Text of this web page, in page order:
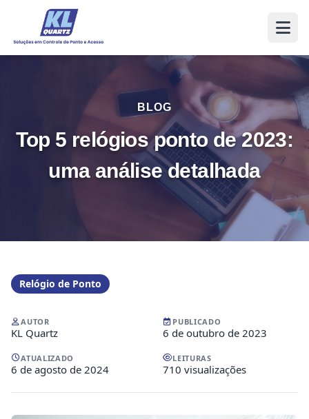
BLOG
Top 5 relógios ponto de 2023:
uma análise detalhada
Relógio de Ponto
AUTOR
KL Quartz
PUBLICADO
6 de outubro de 2023
ATUALIZADO
6 de agosto de 2024
LEITURAS
710 visualizações